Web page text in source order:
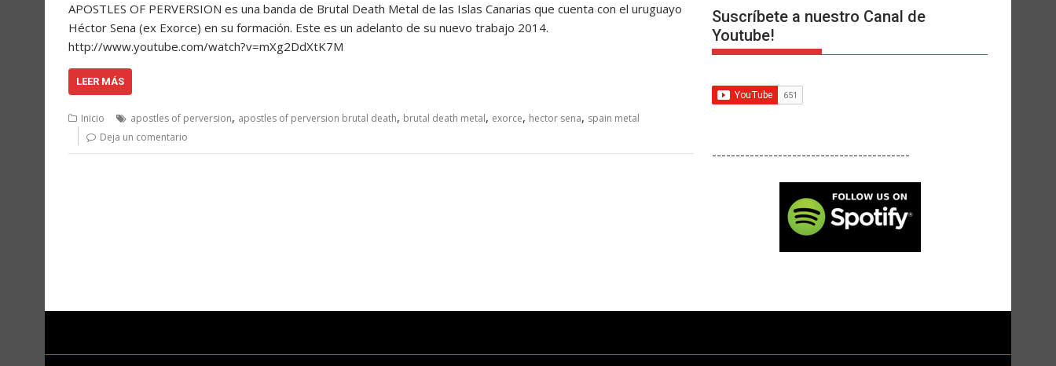
APOSTLES OF PERVERSION es una banda de Brutal Death Metal de las Islas Canarias que cuenta con el uruguayo
Héctor Sena (ex Exorce) en su formación. Este es un adelanto de su nuevo trabajo 2014.
http://www.youtube.com/watch?v=mXg2DdXtK7M
LEER MÁS
Inicio apostles of perversion, apostles of perversion brutal death, brutal death metal, exorce, hector sena, spain metal
Deja un comentario
Suscríbete a nuestro Canal de
Youtube!
------------------------------------------